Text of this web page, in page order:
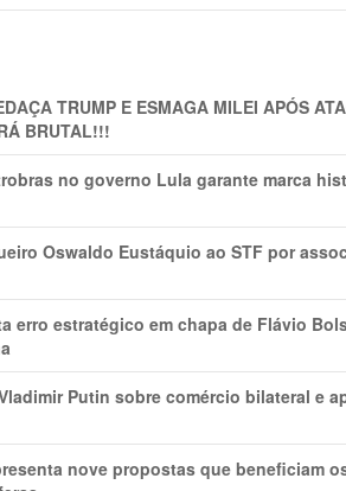
TRUMP E ESMAGA MILEI APÓS
BRUTAL!!!
no governo Lula garante marca
Oswaldo Eustáquio ao STF por
erro estratégico em chapa de Flávio
Putin sobre comércio bilateral e
nove propostas que beneficiam